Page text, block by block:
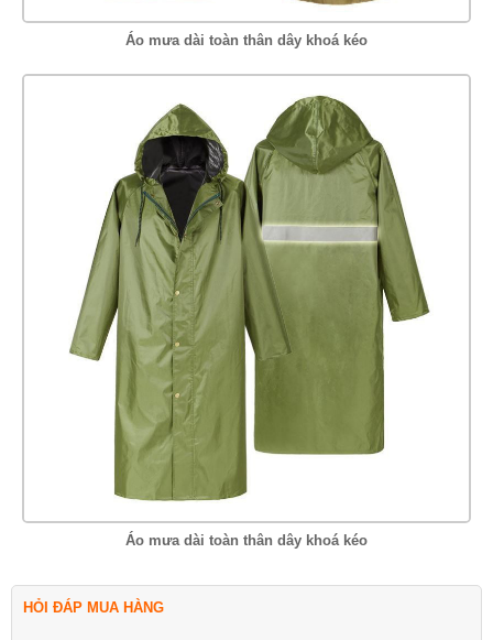
Áo mưa dài toàn thân dây khoá kéo
Áo mưa dài toàn thân dây khoá kéo
HỎI ĐÁP MUA HÀNG